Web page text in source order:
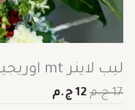
ليب لاينر mt اوريجينال درجه 3
17 ج.م 12 ج.م